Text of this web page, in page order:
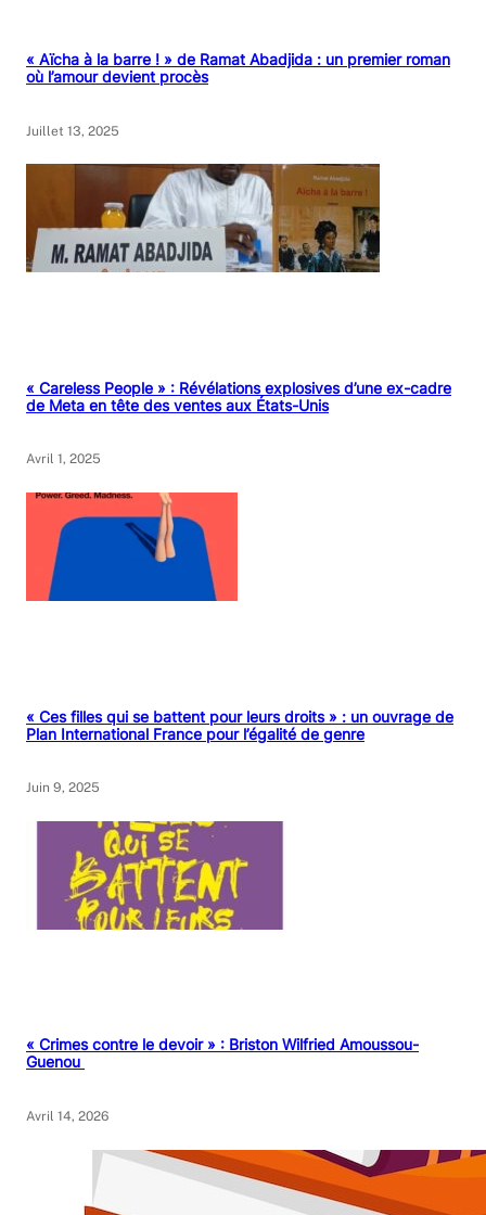
« Aïcha à la barre ! » de Ramat Abadjida : un premier roman
où l’amour devient procès
Juillet 13, 2025
« Careless People » : Révélations explosives d’une ex-cadre
de Meta en tête des ventes aux États-Unis
Avril 1, 2025
« Ces filles qui se battent pour leurs droits » : un ouvrage de
Plan International France pour l’égalité de genre
Juin 9, 2025
« Crimes contre le devoir » : Briston Wilfried Amoussou-
Guenou
Avril 14, 2026